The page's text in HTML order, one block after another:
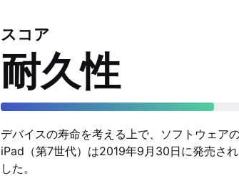
スコア
耐久性
デバイスの寿命を考える上で、ソフトウェア
iPad（第7世代）は2019年9月30日に発売さ
した。